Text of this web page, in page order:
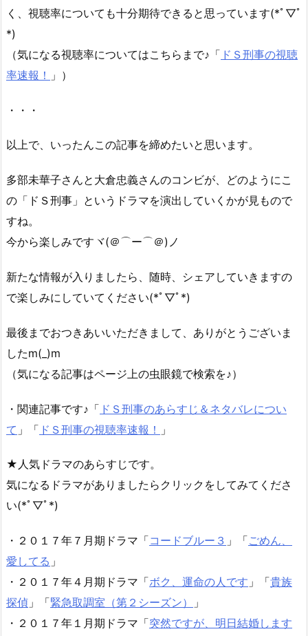
く、視聴率についても十分期待できると思っています(*ﾟ▽ﾟ
*)
（気になる視聴率についてはこちらまで♪「 ドＳ刑事の視聴
率速報！ 」）
・・・
以上で、いったんこの記事を締めたいと思います。
多部未華子さんと大倉忠義さんのコンビが、どのようにこ
の「ドＳ刑事」というドラマを演出していくかが見もので
すね。
今から楽しみですヾ(＠⌒ー⌒＠)ノ
新たな情報が入りましたら、随時、シェアしていきますの
で楽しみにしていてください(*ﾟ▽ﾟ*)
最後までおつきあいいただきまして、ありがとうございま
したm(_)m
（気になる記事はページ上の虫眼鏡で検索を♪）
・関連記事です♪「 ドＳ刑事のあらすじ＆ネタバレについ
て 」「 ドＳ刑事の視聴率速報！ 」
★人気ドラマのあらすじです。
気になるドラマがありましたらクリックをしてみてくださ
い(*ﾟ▽ﾟ*)
・２０１７年７月期ドラマ「コードブルー３ 」「ごめん、
愛してる 」
・２０１７年４月期ドラマ「ボク、運命の人です 」「貴族
探偵 」「緊急取調室（第２シーズン）
」
・２０１７年１月期ドラマ「突然ですが、明日結婚します